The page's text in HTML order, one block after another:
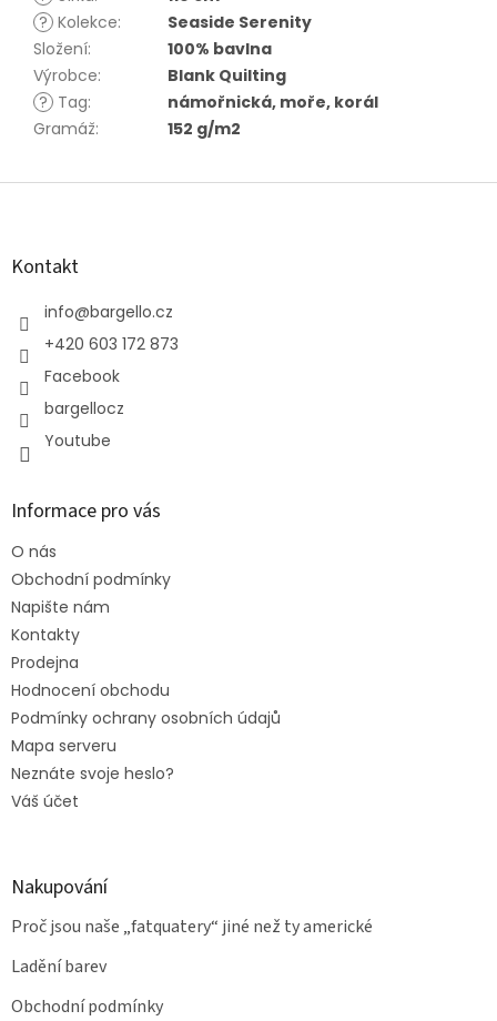
? Kolekce:
Seaside Serenity
Složení:
100% bavlna
Výrobce:
Blank Quilting
? Tag:
námořnická, moře, korál
Gramáž: 152 g/m2
Z
Kontakt
info@bargello.cz
+420 603 172 873
Facebook
bargellocz
Youtube
Informace pro vás
O nás
Obchodní podmínky
Napište nám
Kontakty
Prodejna
Hodnocení obchodu
Podmínky ochrany osobních údajů
Mapa serveru
Neznáte svoje heslo?
Váš účet
Nakupování
Proč jsou naše „fatquatery“ jiné než ty americké
Ladění barev
Obchodní podmínky